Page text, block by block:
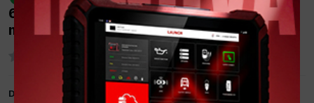
642980 /Kw Diesel] Gasolio azz service da
menù consolle
Da ludema